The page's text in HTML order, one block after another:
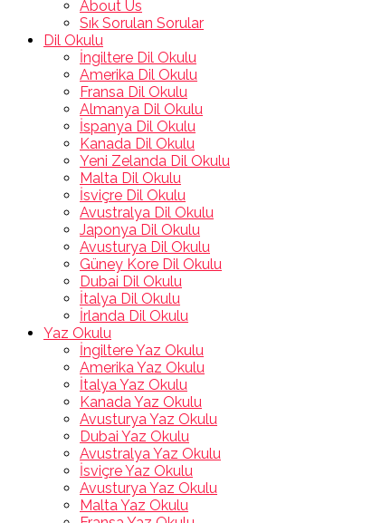
About Us
Sık Sorulan Sorular
Dil Okulu
İngiltere Dil Okulu
Amerika Dil Okulu
Fransa Dil Okulu
Almanya Dil Okulu
İspanya Dil Okulu
Kanada Dil Okulu
Yeni Zelanda Dil Okulu
Malta Dil Okulu
İsviçre Dil Okulu
Avustralya Dil Okulu
Japonya Dil Okulu
Avusturya Dil Okulu
Güney Kore Dil Okulu
Dubai Dil Okulu
İtalya Dil Okulu
İrlanda Dil Okulu
Yaz Okulu
İngiltere Yaz Okulu
Amerika Yaz Okulu
İtalya Yaz Okulu
Kanada Yaz Okulu
Avusturya Yaz Okulu
Dubai Yaz Okulu
Avustralya Yaz Okulu
İsviçre Yaz Okulu
Avusturya Yaz Okulu
Malta Yaz Okulu